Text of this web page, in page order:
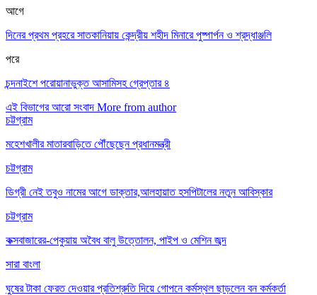
আগে
দিনের প্রথম প্রহরে সাতকানিয়ায় কেন্দ্রীয় শহীদ মিনারে পুষ্পার্পন ও শ্রদ্ধাঞ্জলি
পরে
চন্দনাইশে পরোয়ানাভুক্ত আসামিসহ গ্রেপ্তার ৪
এই বিভাগের আরো সংবাদ More from author
চট্টগ্রাম
মহেশখালীর মাতারবাড়িতে পৌঁছেছেন প্রধানমন্ত্রী
চট্টগ্রাম
ডিগ্রী নেই তবুও নামের আগে ডাক্তার,আলহায়াত হসপিটালের নতুন আবিস্কার
চট্টগ্রাম
কক্সবাজারের-পেকুয়ায় অবৈধ বালু উত্তোলন, পাইপ ও মেশিন জব্দ
সারা বাংলা
ঘুষের টাকা ফেরত দেওয়ার প্রতিশ্রুতি দিয়ে গোপনে কর্মস্থল ছাড়লেন বন কর্মকর্তা